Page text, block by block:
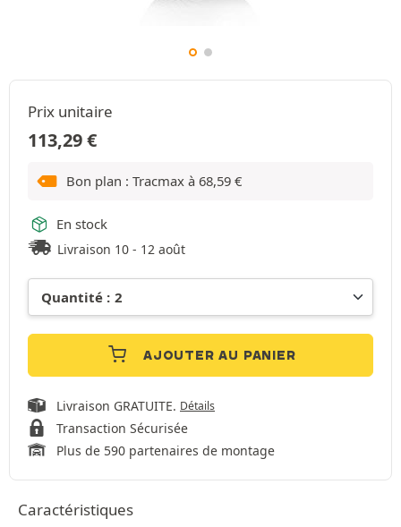
Prix unitaire
113,29€
Bon plan : Tracmax à 68,59 €
En stock
Livraison 10 - 12 août
AJOUTER AU PANIER
Livraison GRATUITE. Détails
Transaction Sécurisée
Plus de 590 partenaires de montage
Caractéristiques